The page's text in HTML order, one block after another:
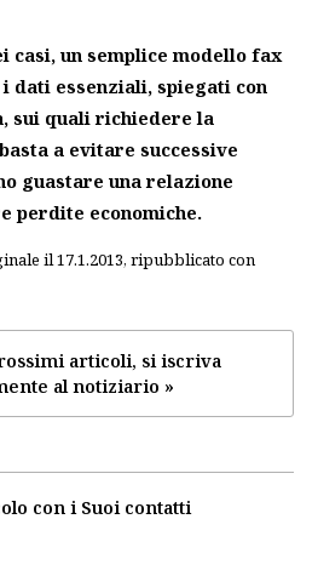
casi, un semplice modello fax
dati essenziali, spiegati con
sui quali richiedere la
a evitare successive
guastare una relazione
perdite economiche.
il 17.1.2013, ripubblicato con
articoli, si iscriva
al notiziario »
con i Suoi contatti